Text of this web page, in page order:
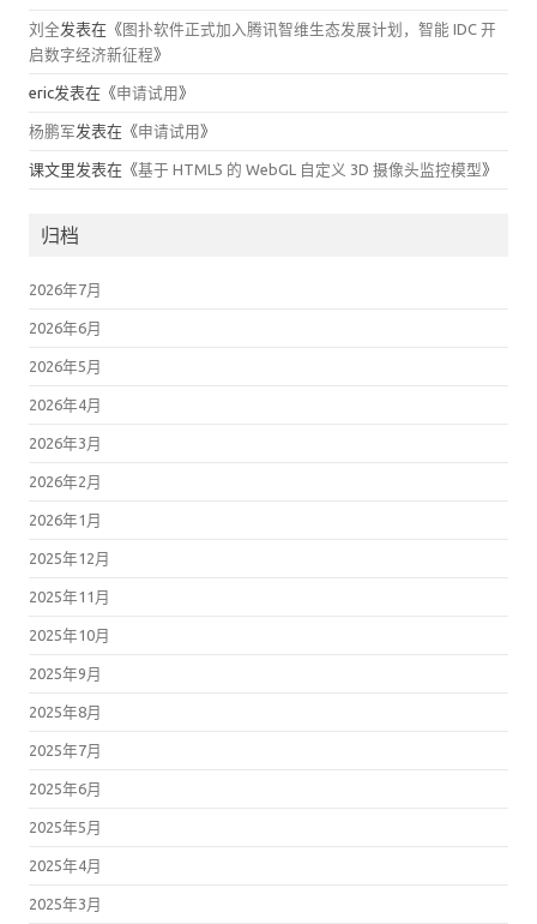
刘全发表在《 图扑软件正式加入腾讯智维生态发展计划，智能 IDC 开
启数字经济新征程》
eric发表在《申请试用 》
杨鹏军发表在《申请试用 》
课文里发表在《基于 HTML5 的 WebGL 自定义 3D 摄像头监控模型》
归档
2026年7月
2026年6月
2026年5月
2026年4月
2026年3月
2026年2月
2026年1月
2025年12月
2025年11月
2025年10月
2025年9月
2025年8月
2025年7月
2025年6月
2025年5月
2025年4月
2025年3月